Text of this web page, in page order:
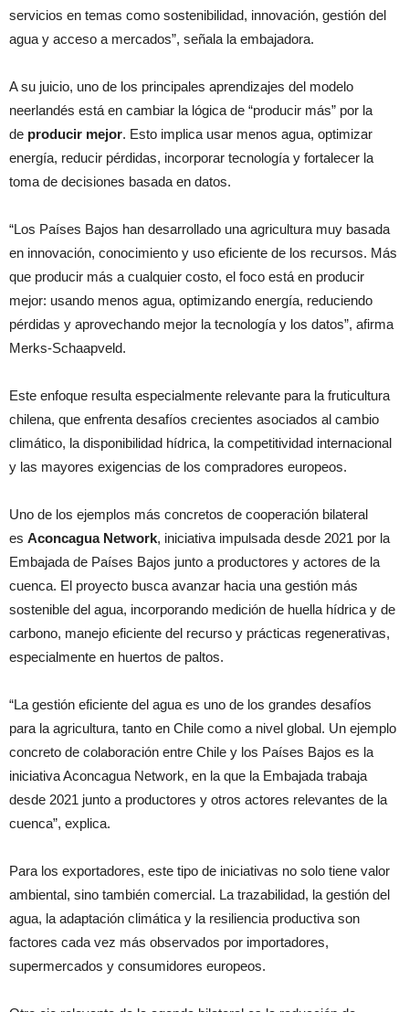
servicios en temas como sostenibilidad, innovación, gestión del
agua y acceso a mercados”, señala la embajadora.
A su juicio, uno de los principales aprendizajes del modelo
neerlandés está en cambiar la lógica de “producir más” por la
de producir mejor. Esto implica usar menos agua, optimizar
energía, reducir pérdidas, incorporar tecnología y fortalecer la
toma de decisiones basada en datos.
“Los Países Bajos han desarrollado una agricultura muy basada
en innovación, conocimiento y uso eficiente de los recursos. Más
que producir más a cualquier costo, el foco está en producir
mejor: usando menos agua, optimizando energía, reduciendo
pérdidas y aprovechando mejor la tecnología y los datos”, afirma
Merks-Schaapveld.
Este enfoque resulta especialmente relevante para la fruticultura
chilena, que enfrenta desafíos crecientes asociados al cambio
climático, la disponibilidad hídrica, la competitividad internacional
y las mayores exigencias de los compradores europeos.
Uno de los ejemplos más concretos de cooperación bilateral
es Aconcagua Network, iniciativa impulsada desde 2021 por la
Embajada de Países Bajos junto a productores y actores de la
cuenca. El proyecto busca avanzar hacia una gestión más
sostenible del agua, incorporando medición de huella hídrica y de
carbono, manejo eficiente del recurso y prácticas regenerativas,
especialmente en huertos de paltos.
“La gestión eficiente del agua es uno de los grandes desafíos
para la agricultura, tanto en Chile como a nivel global. Un ejemplo
concreto de colaboración entre Chile y los Países Bajos es la
iniciativa Aconcagua Network, en la que la Embajada trabaja
desde 2021 junto a productores y otros actores relevantes de la
cuenca”, explica.
Para los exportadores, este tipo de iniciativas no solo tiene valor
ambiental, sino también comercial. La trazabilidad, la gestión del
agua, la adaptación climática y la resiliencia productiva son
factores cada vez más observados por importadores,
supermercados y consumidores europeos.